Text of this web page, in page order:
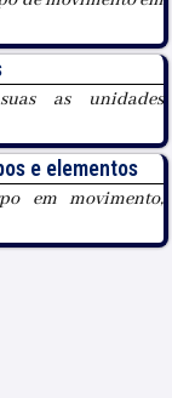
as unidades
e elementos
em movimento,